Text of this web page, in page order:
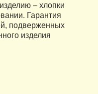
– хлопки
Гарантия
подверженных
изделия